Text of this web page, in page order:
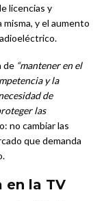
licencias y
y el aumento
de “mantener en el
y la
de
las
no cambiar las
que demanda
en la TV